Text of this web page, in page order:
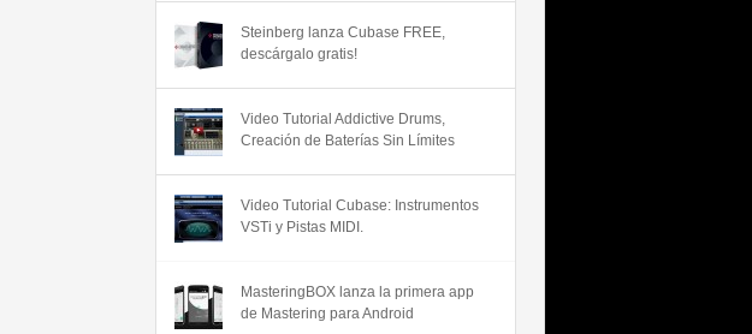
Steinberg lanza Cubase FREE,
descárgalo gratis!
Video Tutorial Addictive Drums,
Creación de Baterías Sin Límites
Video Tutorial Cubase: Instrumentos
VSTi y Pistas MIDI.
MasteringBOX lanza la primera app
de Mastering para Android